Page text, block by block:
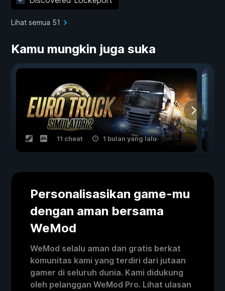
Lihat semua 51
Kamu mungkin juga suka
11 cheat 1 bulan yang lalu
Personalisasikan game-mu
dengan aman bersama
WeMod
WeMod selalu aman dan gratis berkat
komunitas kami yang terdiri dari jutaan
gamer di seluruh dunia. Kami didukung
oleh pelanggan WeMod Pro. Lihat ulasan